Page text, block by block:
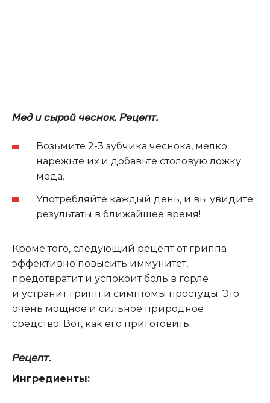
Мед и сырой чеснок. Рецепт.
Возьмите 2-3 зубчика чеснока, мелко
нарежьте их и добавьте столовую ложку
меда.
Употребляйте каждый день, и вы увидите
результаты в ближайшее время!
Кроме того, следующий рецепт отгриппа
эффективно повысить иммунитет,
предотвратит и успокоит боль в горле
и устранитгрипп и симптомы простуды. Это
очень мощное и сильное природное
средство. Вот, как его приготовить:
Рецепт.
Ингредиенты: